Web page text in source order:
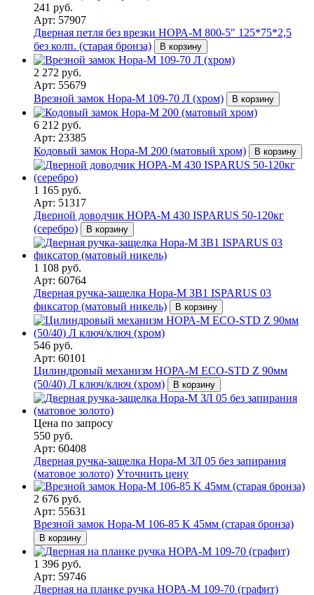
241 руб.
Арт: 57907
Дверная петля без врезки НОРА-М 800-5" 125*75*2,5
без колп. (старая бронза)
В корзину
2 272 руб.
Арт: 55679
Врезной замок Нора-М 109-70 Л (хром)
В корзину
6 212 руб.
Арт: 23385
Кодовый замок Нора-М 200 (матовый хром)
В корзину
1 165 руб.
Арт: 51317
Дверной доводчик НОРА-M 430 ISPARUS 50-120кг
(серебро)
В корзину
1 108 руб.
Арт: 60764
Дверная ручка-защелка Нора-М ЗВ1 ISPARUS 03
фиксатор (матовый никель)
В корзину
546 руб.
Арт: 60101
Цилиндровый механизм НОРА-М ЕСО-STD Z 90мм
(50/40) Л ключ/ключ (хром)
В корзину
Цена по запросу
550 руб.
Арт: 60408
Дверная ручка-защелка Нора-М ЗЛ 05 без запирания
(матовое золото) Уточнить цену
2 676 руб.
Арт: 55631
Врезной замок Нора-М 106-85 K 45мм (старая бронза)
В корзину
1 396 руб.
Арт: 59746
Дверная на планке ручка НОРА-М 109-70 (графит)